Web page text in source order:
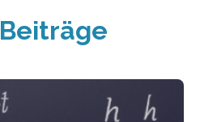
Beiträge